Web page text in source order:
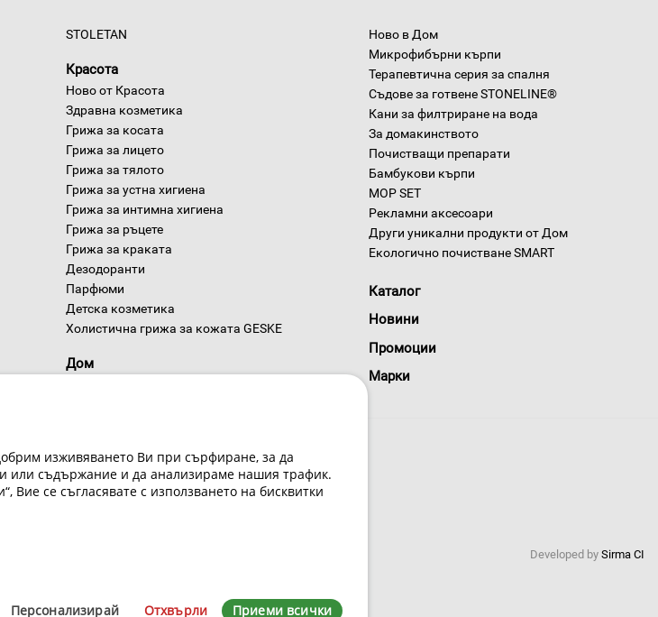
STOLETAN
Красота
Ново от Красота
Здравна козметика
Грижа за косата
Грижа за лицето
Грижа за тялото
Грижа за устна хигиена
Грижа за интимна хигиена
Грижа за ръцете
Грижа за краката
Дезодоранти
Парфюми
Детска козметика
Холистична грижа за кожата GESKE
Дом
Ново в Дом
Микрофибърни кърпи
Терапевтична серия за спалня
Съдове за готвене STONELINE®
Кани за филтриране на вода
За домакинството
Почистващи препарати
Бамбукови кърпи
MOP SET
Рекламни аксесоари
Други уникални продукти от Дом
Екологично почистване SMART
Каталог
Новини
Промоции
Марки
Master Group Ltd, All rights reserved.
Developed by Sirma CI
изживяването Ви при сърфиране, за да
или съдържание и да анализираме нашия трафик.
Вие се съгласявате с използването на бисквитки
Персонализирай Отхвърли Приеми всички